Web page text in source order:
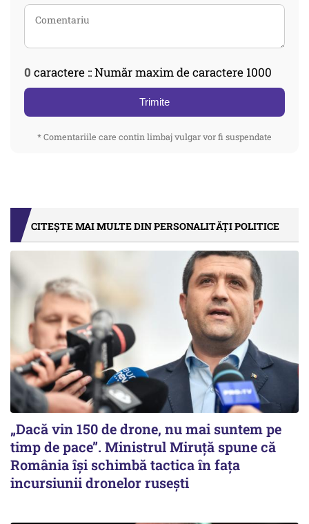
0 caractere :: Număr maxim de caractere 1000
Trimite
* Comentariile care contin limbaj vulgar vor fi suspendate
CITEȘTE MAI MULTE DIN PERSONALITĂȚI POLITICE
„Dacă vin 150 de drone, nu mai suntem pe
timp de pace”. Ministrul Miruţă spune că
România își schimbă tactica în fața
incursiunii dronelor rusești